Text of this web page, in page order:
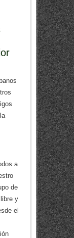
a
de
y
el